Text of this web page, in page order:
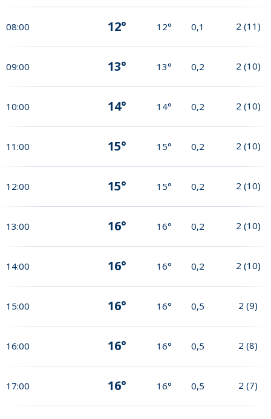
08:00 12° 12° 0,1 2 (11)
09:00 13° 13° 0,2 2 (10)
10:00 14° 14° 0,2 2 (10)
11:00 15° 15° 0,2 2 (10)
12:00 15° 15° 0,2 2 (10)
13:00 16° 16° 0,2 2 (10)
14:00 16° 16° 0,2 2 (10)
15:00 16° 16° 0,5 2 (9)
16:00 16° 16° 0,5 2 (8)
17:00 16° 16° 0,5 2 (7)